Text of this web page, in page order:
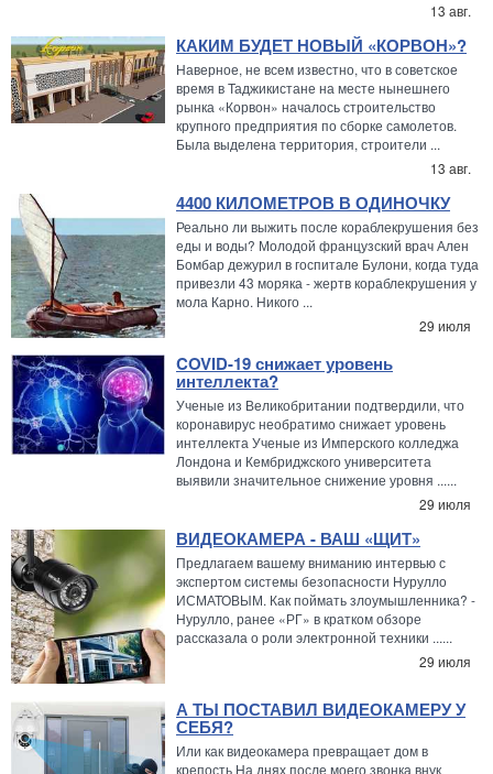
13 авг.
КАКИМ БУДЕТ НОВЫЙ «КОРВОН»?
Наверное, не всем известно, что в советское
время в Таджикистане на месте нынешнего
рынка «Корвон» началось строительство
крупного предприятия по сборке самолетов.
Была выделена территория, строители ...
13 авг.
4400 КИЛОМЕТРОВ В ОДИНОЧКУ
Реально ли выжить после кораблекрушения без
еды и воды? Молодой французский врач Ален
Бомбар дежурил в госпитале Булони, когда туда
привезли 43 моряка - жертв кораблекрушения у
мола Карно. Никого ...
29 июля
COVID-19 снижает уровень
интеллекта?
Ученые из Великобритании подтвердили, что
коронавирус необратимо снижает уровень
интеллекта Ученые из Имперского колледжа
Лондона и Кембриджского университета
выявили значительное снижение уровня ......
29 июля
ВИДЕОКАМЕРА - ВАШ «ЩИТ»
Предлагаем вашему вниманию интервью с
экспертом системы безопасности Нурулло
ИСМАТОВЫМ. Как поймать злоумышленника? -
Нурулло, ранее «РГ» в кратком обзоре
рассказала о роли электронной техники ......
29 июля
А ТЫ ПОСТАВИЛ ВИДЕОКАМЕРУ У
СЕБЯ?
Или как видеокамера превращает дом в
крепость На днях после моего звонка внук